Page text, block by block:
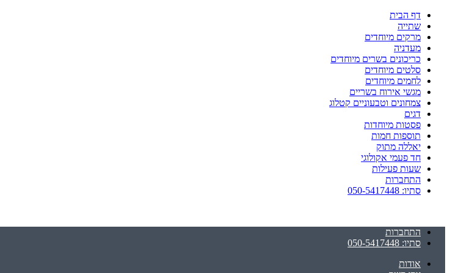
דף הבית
שתייה
מרקים מיוחדים
מעדניה
כריכונים בשרים מיוחדים
סלטים מיוחדים
לחמים מיוחדים
מגשי אירוח בשריים
צמחונים וטבעוניים קטלוג
דגים
פסטות מיוחדות
תוספות חמות
יאללה מתוק
חד פעמי אקולוגי
שעות פעילות
התחברות
סתיו: 050-5417448
התחברות
סתיו: 050-5417448
אודות